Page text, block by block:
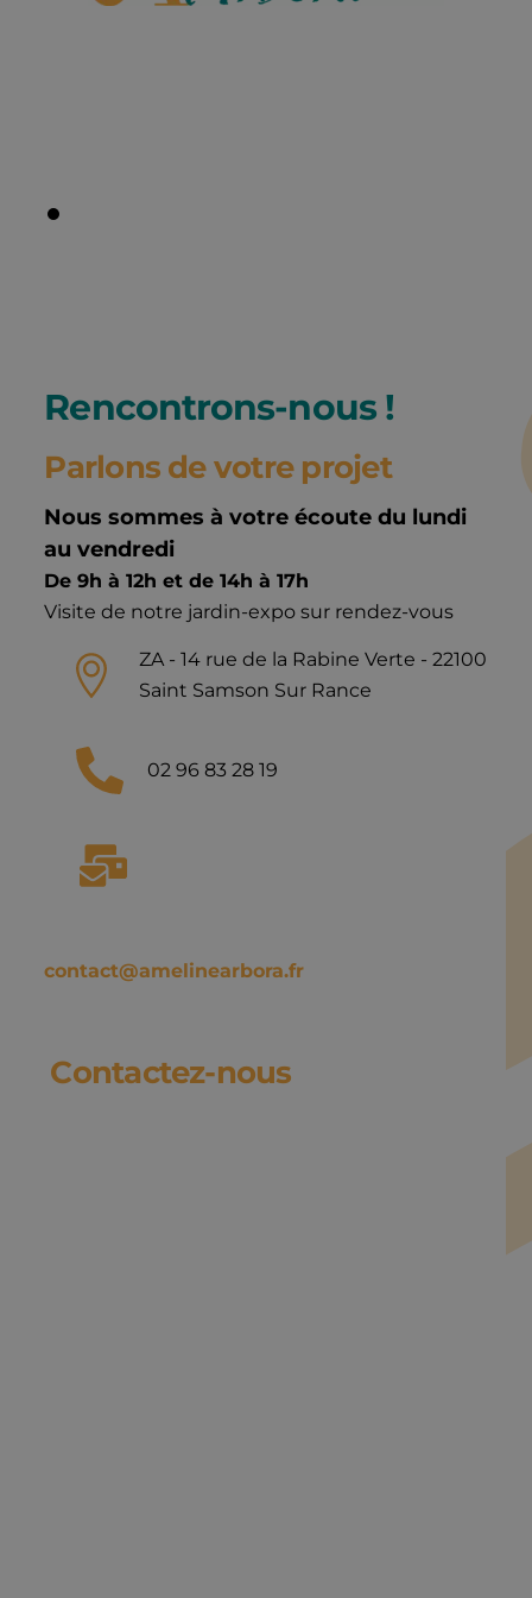
Rencontrons-nous !
Parlons de votre projet
Nous sommes à votre écoute du lundi
au vendredi
De 9h à 12h et de 14h à 17h
Visite de notre jardin-expo sur rendez-vous
ZA - 14 rue de la Rabine Verte - 22100
Saint Samson Sur Rance
02 96 83 28 19
contact@amelinearbora.fr
Contactez-nous